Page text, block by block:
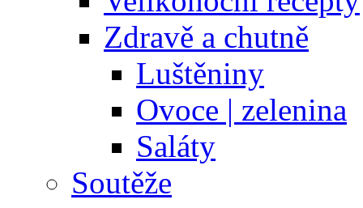
Zdravě a chutně
Luštěniny
Ovoce | zelenina
Saláty
Soutěže